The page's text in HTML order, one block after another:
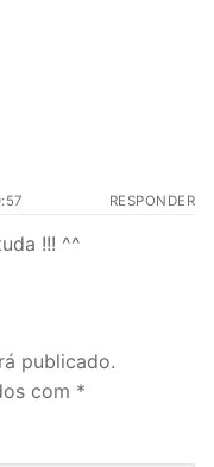
RESPONDER
!!! ^^
publicado.
com *